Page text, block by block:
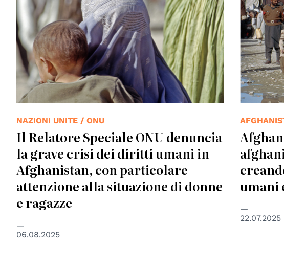
NAZIONI UNITE / ONU
Il Relatore Speciale ONU denuncia
la grave crisi dei diritti umani in
Afghanistan, con particolare
attenzione alla situazione di donne
e ragazze
06.08.2025
umani
22.07.2025